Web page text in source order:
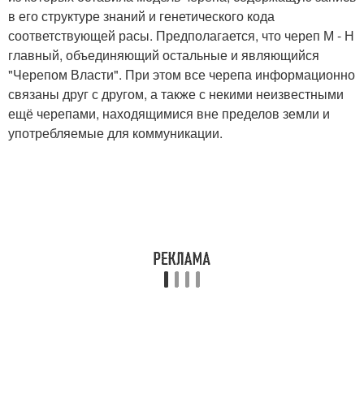
в его структуре знаний и генетического кода
соответствующей расы. Предполагается, что череп М - Н
главный, объединяющий остальные и являющийся
"Черепом Власти". При этом все черепа информационно
связаны друг с другом, а также с некими неизвестными
ещё черепами, находящимися вне пределов земли и
употребляемые для коммуникации.